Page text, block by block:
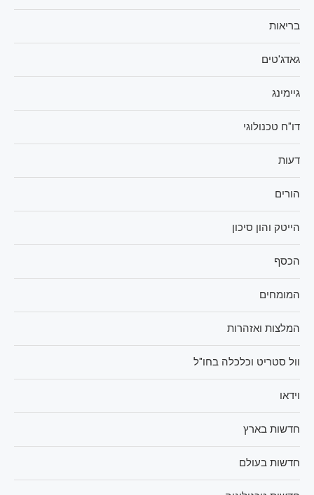
בריאות
גאדג'טים
גיימינג
דו"ח טכנולוגי
דעות
הורים
הייטק והון סיכון
הכסף
המומחים
המלצות ואזהרות
וול סטריט וכלכלה בחו"ל
וידאו
חדשות בארץ
חדשות בעולם